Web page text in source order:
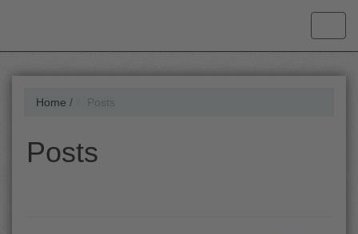
Home / Posts
Posts